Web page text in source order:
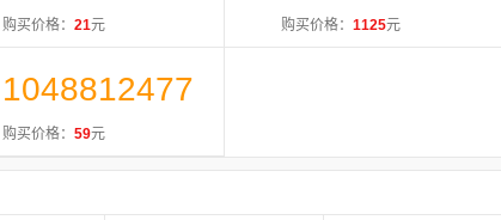
购买价格： 21元 购买价格： 1125元
1048812477
购买价格： 59元